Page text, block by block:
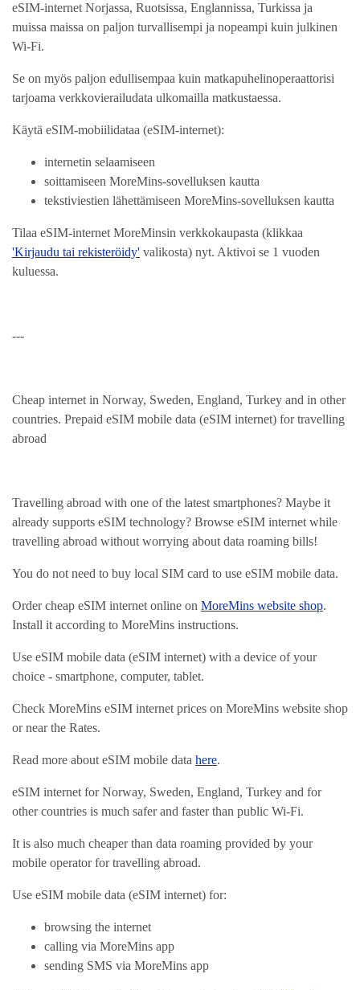
eSIM-internet Norjassa, Ruotsissa, Englannissa, Turkissa ja
muissa maissa on paljon turvallisempi ja nopeampi kuin julkinen
Wi-Fi.
Se on myös paljon edullisempaa kuin matkapuhelinoperaattorisi
tarjoama verkkovierailudata ulkomailla matkustaessa.
Käytä eSIM-mobiilidataa (eSIM-internet):
internetin selaamiseen
soittamiseen MoreMins-sovelluksen kautta
tekstiviestien lähettämiseen MoreMins-sovelluksen kautta
Tilaa eSIM-internet MoreMinsin verkkokaupasta (klikkaa
'Kirjaudu tai rekisteröidy' valikosta) nyt. Aktivoi se 1 vuoden
kuluessa.
---
Cheap internet in Norway, Sweden, England, Turkey and in other
countries. Prepaid eSIM mobile data (eSIM internet) for travelling
abroad
Travelling abroad with one of the latest smartphones? Maybe it
already supports eSIM technology? Browse eSIM internet while
travelling abroad without worrying about data roaming bills!
You do not need to buy local SIM card to use eSIM mobile data.
Order cheap eSIM internet online on MoreMins website shop.
Install it according to MoreMins instructions.
Use eSIM mobile data (eSIM internet) with a device of your
choice - smartphone, computer, tablet.
Check MoreMins eSIM internet prices on MoreMins website shop
or near the Rates.
Read more about eSIM mobile data here.
eSIM internet for Norway, Sweden, England, Turkey and for
other countries is much safer and faster than public Wi-Fi.
It is also much cheaper than data roaming provided by your
mobile operator for travelling abroad.
Use eSIM mobile data (eSIM internet) for:
browsing the internet
calling via MoreMins app
sending SMS via MoreMins app